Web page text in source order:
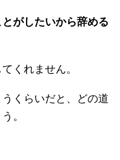
とがしたいから辞める
くれません。
くらいだと、どの道
。